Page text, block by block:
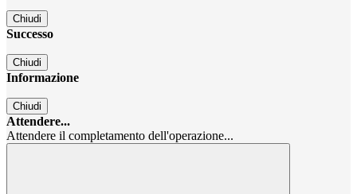
Chiudi
Successo
Chiudi
Informazione
Chiudi
Attendere...
Attendere il completamento dell'operazione...